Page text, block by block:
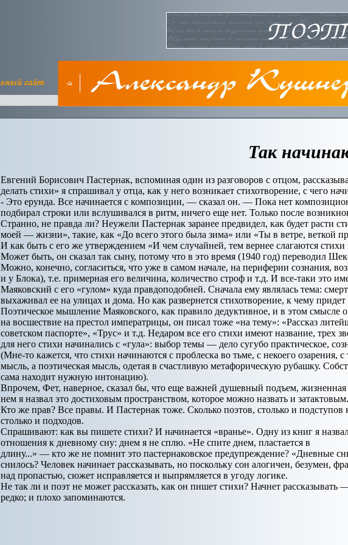
Так
Евгений Борисович Пастернак, вспоминая один из разговоров с отцом,
делать стихи» я спрашивал у отца, как у него возникает стихотворение, с чего
- Это ерунда. Все начинается с композиции, — сказал он. — Пока нет
подбирал строки или вслушивался в ритм, ничего еще нет. Только после
Странно, не правда ли? Неужели Пастернак заранее предвидел, как будет расти
моей — жизни», такие, как «До всего этого была зима» или «Ты в ветре,
И как быть с его же утверждением «И чем случайней, тем вернее слагаются стихи
Может быть, он сказал так сыну, потому что в это время (1940 год) переводил
Можно, конечно, согласиться, что уже в самом начале, на периферии сознания,
и у Блока), т.е. примерная его величина, количество строф и т.д. И все-таки это
Маяковский с его «гулом» куда правдоподобней. Сначала ему являлась тема:
выхаживал ее на улицах и дома. Но как развернется стихотворение, к чему
Поэтическое мышление Маяковского, как правило дедуктивное, и в этом
на восшествие на престол императрицы, он писал тоже «на тему»: «Рассказ
советском паспорте», «Трус» и т.д. Недаром все его стихи имеют название, трех
для него стихи начинались с «гула»: выбор темы — дело сугубо практическое,
(Мне-то кажется, что стихи начинаются с проблеска во тьме, с некоего
мысль, а поэтическая мысль, одетая в счастливую метафорическую рубашку.
сама находит нужную интонацию).
Впрочем, Фет, наверное, сказал бы, что еще важней душевный подъем,
нем я назвал это достиховым пространством, которое можно назвать и затактовым.
Кто же прав? Все правы. И Пастернак тоже. Сколько поэтов, столько и
столько и подходов.
Спрашивают: как вы пишете стихи? И начинается «вранье». Одну из книг я
отношения к дневному сну: днем я не сплю. «Не спите днем, пластается в
длину...» — кто же не помнит это пастернаковское предупреждение? «Дневные
снилось? Человек начинает рассказывать, но поскольку сон алогичен, безумен,
над пропастью, сюжет исправляется и выпрямляется в угоду логике.
Не так ли и поэт не может рассказать, как он пишет стихи? Начнет
редко; и плохо запоминаются.